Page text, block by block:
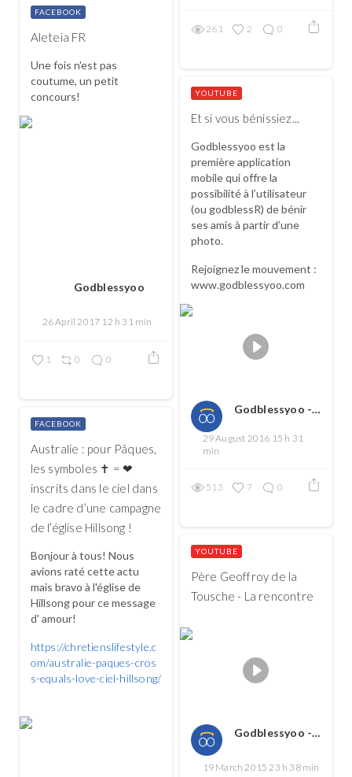
261 2 0
Aleteia FR
Une fois n'est pas
coutume, un petit
concours!
Godblessyoo
26 April 2017 12 h 31 min
FACEBOOK
1 0 0
Et si vous bénissiez...
Godblessyoo est la
première application
mobile qui offre la
possibilité à l’utilisateur
(ou godblessR) de bénir
ses amis à partir d’une
photo.
Rejoignez le mouvement :
www.godblessyoo.com
Godblessyoo - Spread love, spread the good
29 August 2016 15 h 31
min
YOUTUBE
513 7 0
Australie : pour Pâques,
les symboles ✝ = ❤
inscrits dans le ciel dans
le cadre d’une campagne
de l’église Hillsong !
Bonjour à tous! Nous
avions raté cette actu
mais bravo à l'église de
Hillsong pour ce message
d' amour!
https://chretienslifestyle.c
om/australie-paques-cros
s-equals-love-ciel-hillsong/
FACEBOOK
Père Geoffroy de la
Tousche - La rencontre
Godblessyoo - Spread love, spread the good
19 March 2015 23 h 38 min
YOUTUBE